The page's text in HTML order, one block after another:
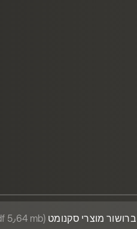
ברושור מוצרי סקנומט (pdf 5٫64 mb)